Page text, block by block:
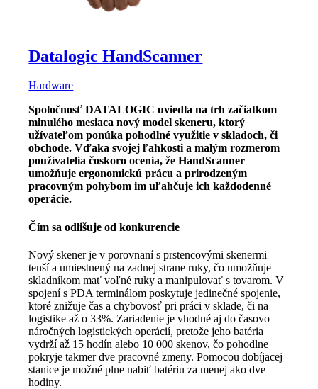
Datalogic HandScanner
Hardware
Spoločnosť DATALOGIC uviedla na trh začiatkom
minulého mesiaca nový model skeneru, ktorý
užívateľom ponúka pohodlné využitie v skladoch, či
obchode. Vďaka svojej ľahkosti a malým rozmerom
používatelia čoskoro ocenia, že HandScanner
umožňuje ergonomickú prácu a prirodzeným
pracovným pohybom im uľahčuje ich každodenné
operácie.
Čím sa odlišuje od konkurencie
Nový skener je v porovnaní s prstencovými skenermi
tenší a umiestnený na zadnej strane ruky, čo umožňuje
skladníkom mať voľné ruky a manipulovať s tovarom. V
spojení s PDA terminálom poskytuje jedinečné spojenie,
ktoré znižuje čas a chybovosť pri práci v sklade, či na
logistike až o 33%. Zariadenie je vhodné aj do časovo
náročných logistických operácií, pretože jeho batéria
vydrží až 15 hodín alebo 10 000 skenov, čo pohodlne
pokryje takmer dve pracovné zmeny. Pomocou dobíjacej
stanice je možné plne nabiť batériu za menej ako dve
hodiny.